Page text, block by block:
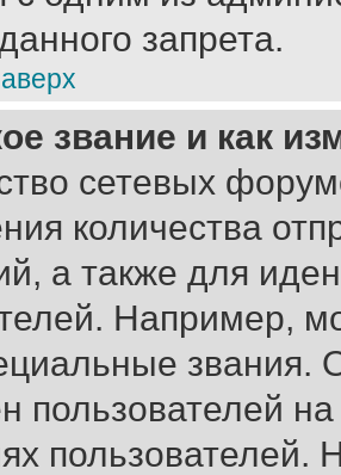
запрета.
звание и как
сетевых
количества
а также для
Например,
звания.
пользователей